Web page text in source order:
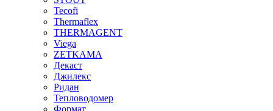
Tecofi
Thermaflex
THERMAGENT
Viega
ZETKAMA
Декаст
Джилекс
Ридан
Тепловодомер
Формат